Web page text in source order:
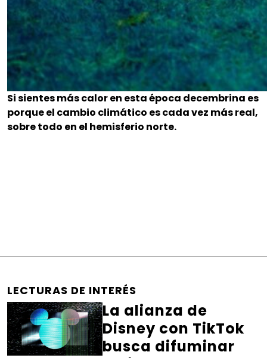
Si sientes más calor en esta época decembrina es
porque el cambio climático es cada vez más real,
sobre todo en el hemisferio norte.
LECTURAS DE INTERÉS
La alianza de
Disney con TikTok
busca difuminar